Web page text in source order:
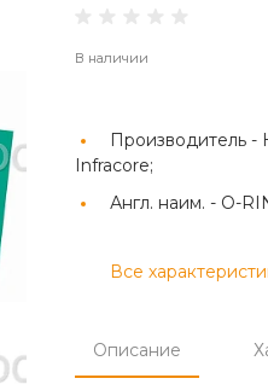
В наличии
Производитель -
Infracore;
Англ. наим. - O-
Все
Описание